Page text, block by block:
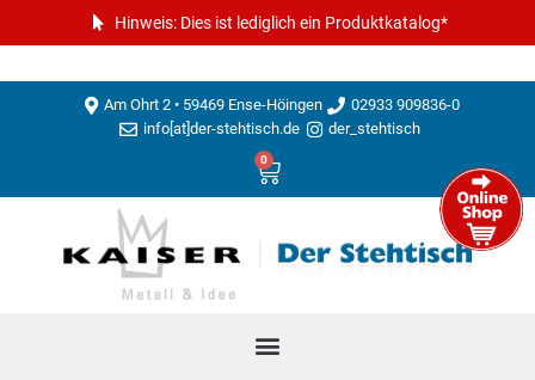
Hinweis: Dies ist lediglich ein Produktkatalog*
Am Ohrt 2 • 59469 Ense-Höingen
02933 909836-0
info[at]der-stehtisch.de
der_stehtisch
0